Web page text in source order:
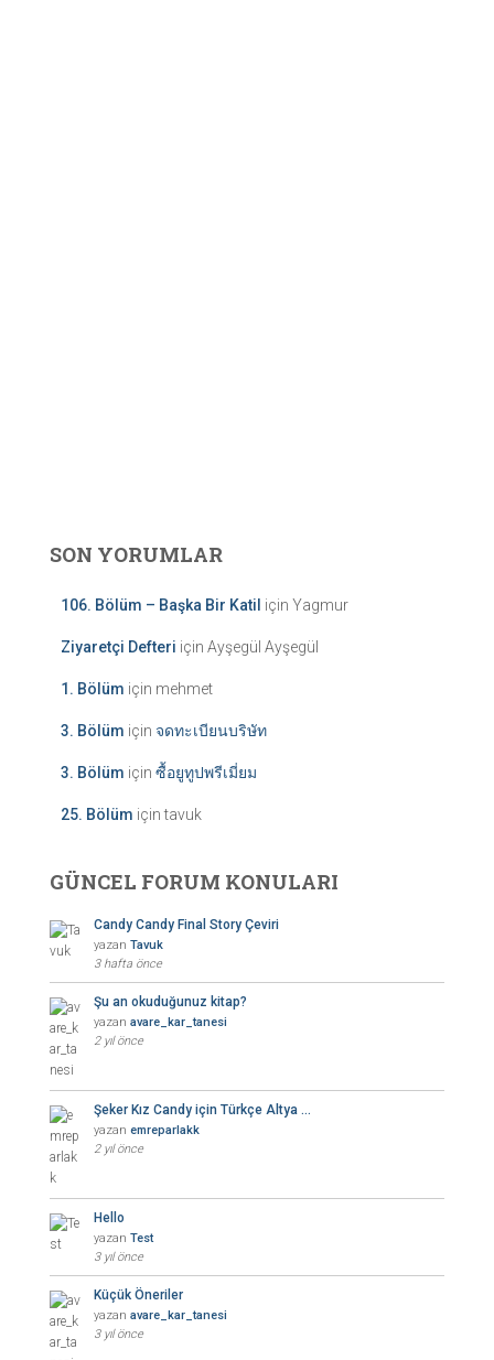
SON YORUMLAR
106. Bölüm – Başka Bir Katil için Yagmur
Ziyaretçi Defteri için Ayşegül Ayşegül
1. Bölüm için mehmet
3. Bölüm için จดทะเบียนบริษัท
3. Bölüm için ซื้อยูทูปพรีเมี่ยม
25. Bölüm içintavuk
GÜNCEL FORUM KONULARI
Candy Candy Final Story Çeviri
yazan Tavuk
3 hafta önce
Şu an okuduğunuz kitap?
yazan avare_kar_tanesi
2 yıl önce
Şeker Kız Candy için Türkçe Altya …
yazan emreparlakk
2 yıl önce
Hello
yazan Test
3 yıl önce
Küçük Öneriler
yazan avare_kar_tanesi
3 yıl önce